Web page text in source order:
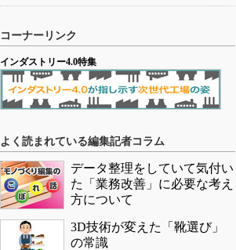
コーナーリンク
インダストリー4.0特集
よく読まれている編集記者コラム
データ整理をしていて気付い
た「業務改善」に必要な考え
方について
3D技術が変えた「靴選び」
の常識